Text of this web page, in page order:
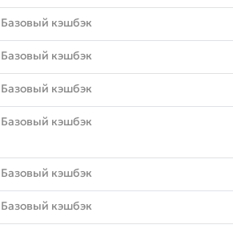
Базовый кэшбэк
Базовый кэшбэк
Базовый кэшбэк
Базовый кэшбэк
Базовый кэшбэк
Базовый кэшбэк